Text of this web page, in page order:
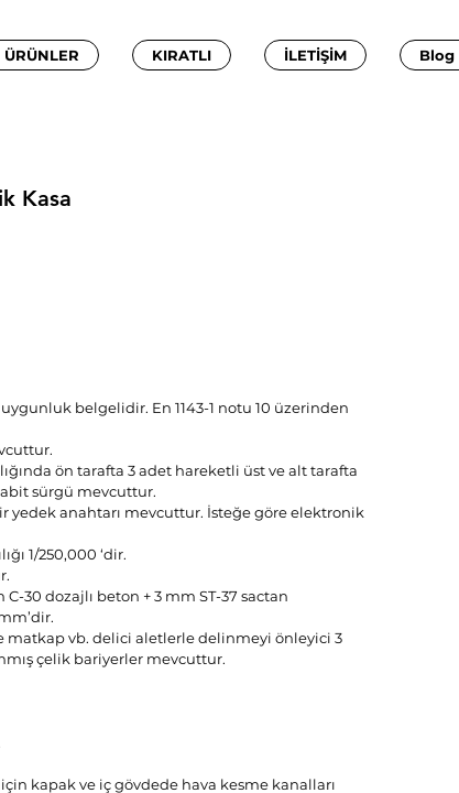
ÜRÜNLER KIRATLI İLETİŞİM Blog
Kasa
uygunluk belgelidir. En 1143-1 notu 10 üzerinden
ön tarafta 3 adet hareketli üst ve alt tarafta
sürgü mevcuttur.
yedek anahtarı mevcuttur. İsteğe göre elektronik
1/250,000 ‘dir.
C-30 dozajlı beton + 3 mm ST-37 sactan
matkap vb. delici aletlerle delinmeyi önleyici 3
çelik bariyerler mevcuttur.
kapak ve iç gövdede hava kesme kanalları